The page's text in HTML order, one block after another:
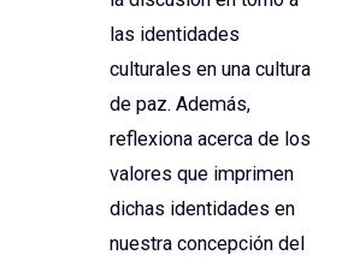
las identidades
culturales en una cultura
de paz. Además,
reflexiona acerca de los
valores que imprimen
dichas identidades en
nuestra concepción del